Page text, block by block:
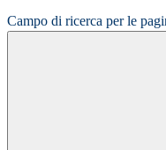
Campo di ricerca per le